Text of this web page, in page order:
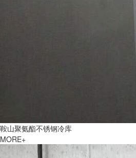
鞍山聚氨酯不锈钢冷库
MORE+